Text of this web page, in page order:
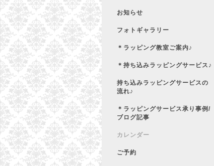
お知らせ
フォトギャラリー
＊ラッピング教室ご案内♪
＊持ち込みラッピングサービス♪
持ち込みラッピングサービスの
流れ♪
＊ラッピングサービス承り事例/
ブログ記事
カレンダー
ご予約